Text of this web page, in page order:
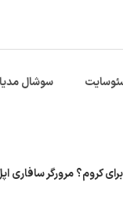
سوشال مدیا
کروم؟ مرورگر